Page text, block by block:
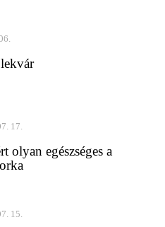
17.
olyan egészséges a
15.